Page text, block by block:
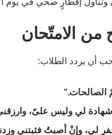
من الامتّحان
أن يردد الطلاب:
الصالحات.”
شهادة لي وليس علىّ،
لي، وإنْ أصبتُ فثبتني